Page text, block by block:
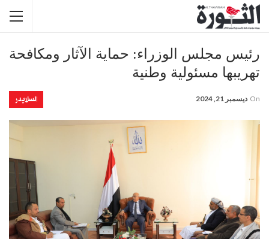
رئيس مجلس الوزراء: حماية الآثار ومكافحة
تهريبها مسئولية وطنية
السلايدر On ديسمبر 21, 2024